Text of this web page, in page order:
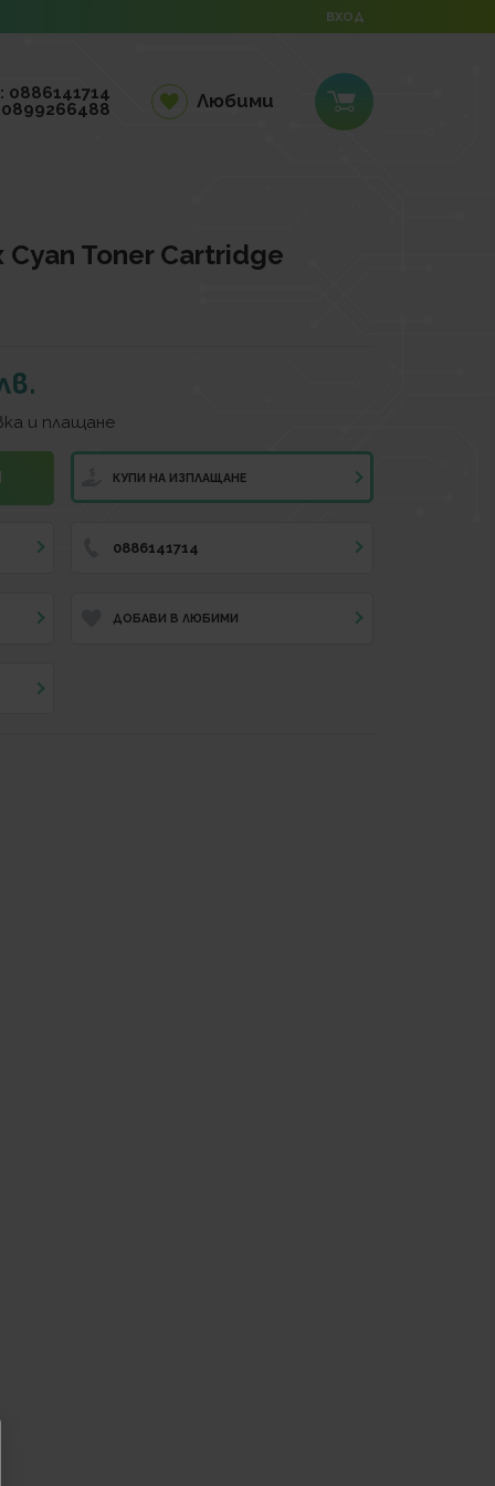
ВХОД
0886141714
Любими
Toner Cartridge
и плащане
КУПИ НА ИЗПЛАЩАНЕ
0886141714
ДОБАВИ В ЛЮБИМИ